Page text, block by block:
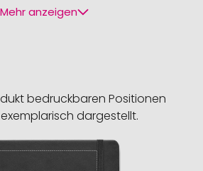
Mehr anzeigen
bedruckbaren Positionen
dargestellt.